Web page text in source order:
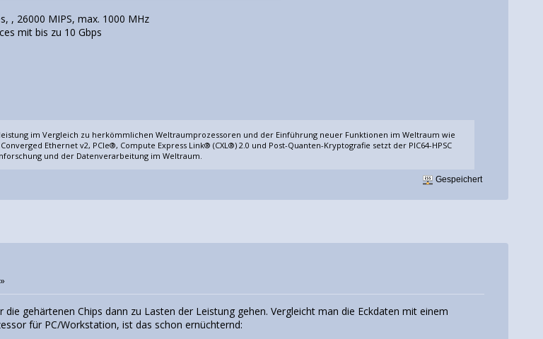
, 26000 MIPS, max. 1000 MHz
mit bis zu 10 Gbps
im Vergleich zu herkömmlichen Weltraumprozessoren und der Einführung neuer Funktionen im Weltraum wie
Ethernet v2, PCIe®, Compute Express Link® (CXL®) 2.0 und Post-Quanten-Kryptografie setzt der PIC64-HPSC
und der Datenverarbeitung im Weltraum.
Gespeichert
gehärtenen Chips dann zu Lasten der Leistung gehen. Vergleicht man die Eckdaten mit einem
für PC/Workstation, ist das schon ernüchternd: